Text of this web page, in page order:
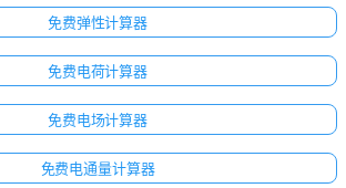
免费弹性计算器
免费电荷计算器
免费电场计算器
免费电通量计算器